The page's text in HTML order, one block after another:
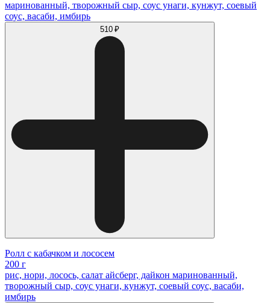
маринованный, творожный сыр, соус унаги, кунжут, соевый
соус, васаби, имбирь
510 ₽
Ролл с кабачком и лососем
200 г
рис, нори, лосось, салат айсберг, дайкон маринованный,
творожный сыр, соус унаги, кунжут, соевый соус, васаби,
имбирь